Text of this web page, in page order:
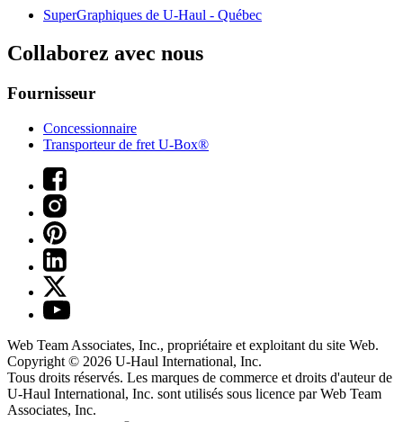
SuperGraphiques de U-Haul - Québec
Collaborez avec nous
Fournisseur
Concessionnaire
Transporteur de fret U-Box®
Web Team Associates, Inc., propriétaire et exploitant du site Web.
Copyright © 2026 U-Haul International, Inc.
Tous droits réservés. Les marques de commerce et droits d'auteur de
U-Haul International, Inc. sont utilisés sous licence par Web Team
Associates, Inc.